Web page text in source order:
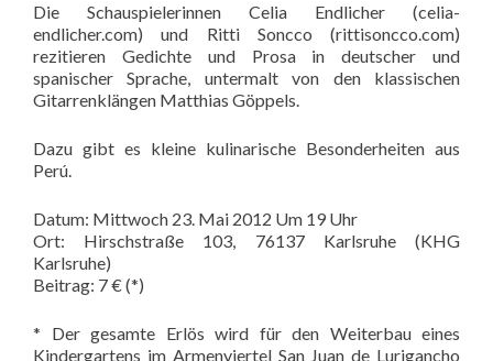
Die Schauspielerinnen Celia Endlicher (celia-
endlicher.com) und Ritti Soncco (rittisoncco.com)
rezitieren Gedichte und Prosa in deutscher und
spanischer Sprache, untermalt von den klassischen
Gitarrenklängen Matthias Göppels.
Dazu gibt es kleine kulinarische Besonderheiten aus
Perú.
Datum: Mittwoch 23. Mai 2012 Um 19 Uhr
Ort: Hirschstraße 103, 76137 Karlsruhe (KHG
Karlsruhe)
Beitrag: 7 € (*)
* Der gesamte Erlös wird für den Weiterbau eines
Kindergartens im Armenviertel San Juan de Lurigancho